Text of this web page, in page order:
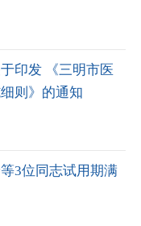
印发 《三明市医
则》的通知
3位同志试用期满